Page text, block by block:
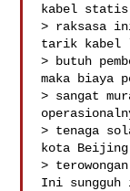
kabel
> raksasa
tarik
> butuh
maka biaya
> sangat
> tenaga
kota
>
Ini sungguh